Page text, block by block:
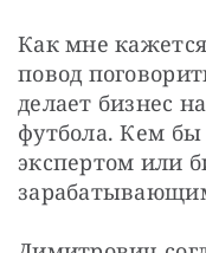
Как мне
повод
делает бизнес
футбола. Кем
экспертом или